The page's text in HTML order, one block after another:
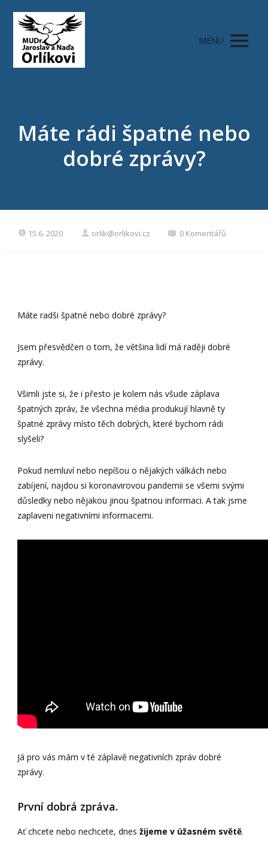
MENU
Máte rádi špatné nebo
dobré zprávy?
15.6. 2020 orlik@orlikovi.cz 0 Komentářů
Máte radši špatné nebo dobré zprávy?
Jsem přesvědčen o tom, že většina lidí má raději dobré
zprávy.
Všimli jste si, že i přesto je kolem nás všude záplava
špatných zpráv, že všechna média produkují hlavně ty
špatné zprávy místo těch dobrých, které bychom rádi
slyšeli?
Pokud nemluví nebo nepíšou o nějakých válkách nebo
zabíjení, najdou si koronavirovou pandemii se všemi svými
důsledky nebo nějakou jinou špatnou informaci. A tak jsme
zaplaveni negativními informacemi.
Já pro vás mám v té záplavě negativních zpráv dobré
zprávy.
První dobrá zpráva.
Ať chcete nebo nechcete, dnesžijeme v úžasném světě.